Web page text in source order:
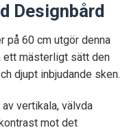
Designbård
på 60 cm utgör denna
ett mästerligt sätt den
djupt inbjudande sken.
vertikala, välvda
mot det